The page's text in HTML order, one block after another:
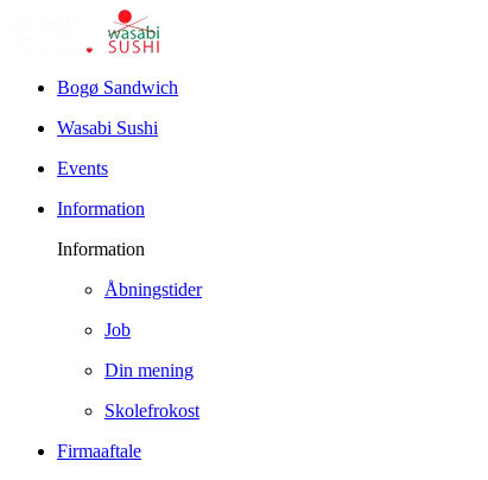
Bogø Sandwich
Wasabi Sushi
Events
Information
Information
Åbningstider
Job
Din mening
Skolefrokost
Firmaaftale